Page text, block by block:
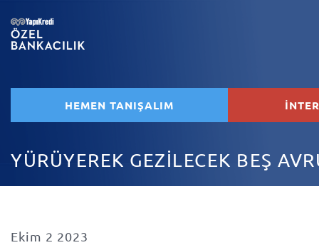
HEMEN TANIŞALIM
YÜRÜYEREK GEZİLECEK BEŞ
Ekim 2 2023